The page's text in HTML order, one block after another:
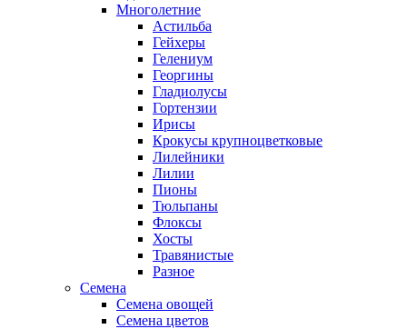
Многолетние
Астильба
Гейхеры
Гелениум
Георгины
Гладиолусы
Гортензии
Ирисы
Крокусы крупноцветковые
Лилейники
Лилии
Пионы
Тюльпаны
Флоксы
Хосты
Травянистые
Разное
Семена
Семена овощей
Семена цветов